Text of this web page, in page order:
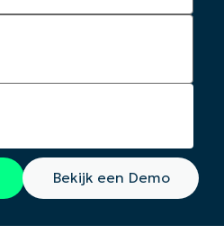
Bekijk een Demo